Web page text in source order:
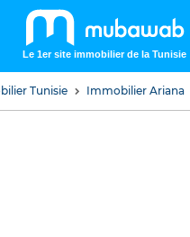
Le 1er site immobilier de la Tunisie
Tunisie Immobilier Ariana